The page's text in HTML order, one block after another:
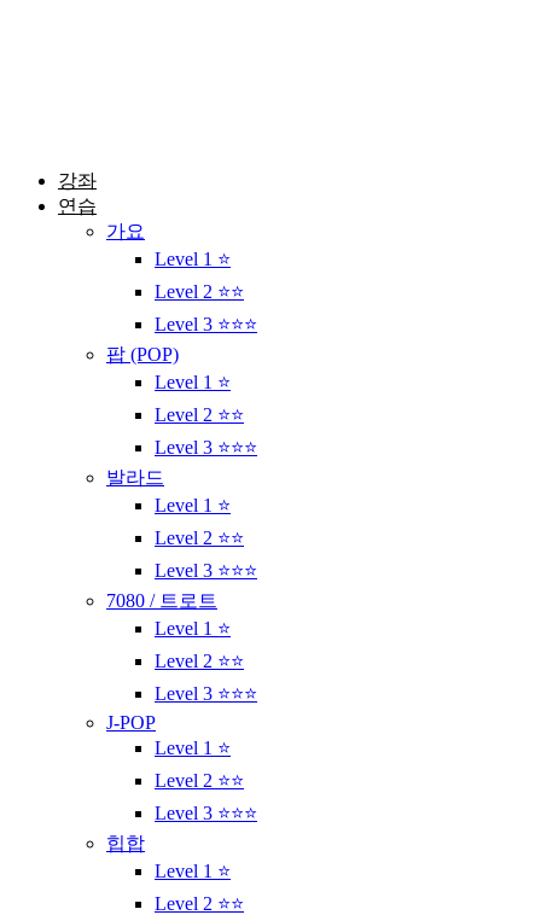
강좌
연습
가요
Level 1 ⭐
Level 2 ⭐⭐
Level 3 ⭐⭐⭐
팝 (POP)
Level 1 ⭐
Level 2 ⭐⭐
Level 3 ⭐⭐⭐
발라드
Level 1 ⭐
Level 2 ⭐⭐
Level 3 ⭐⭐⭐
7080 / 트로트
Level 1 ⭐
Level 2 ⭐⭐
Level 3 ⭐⭐⭐
J-POP
Level 1 ⭐
Level 2 ⭐⭐
Level 3 ⭐⭐⭐
힙합
Level 1 ⭐
Level 2 ⭐⭐